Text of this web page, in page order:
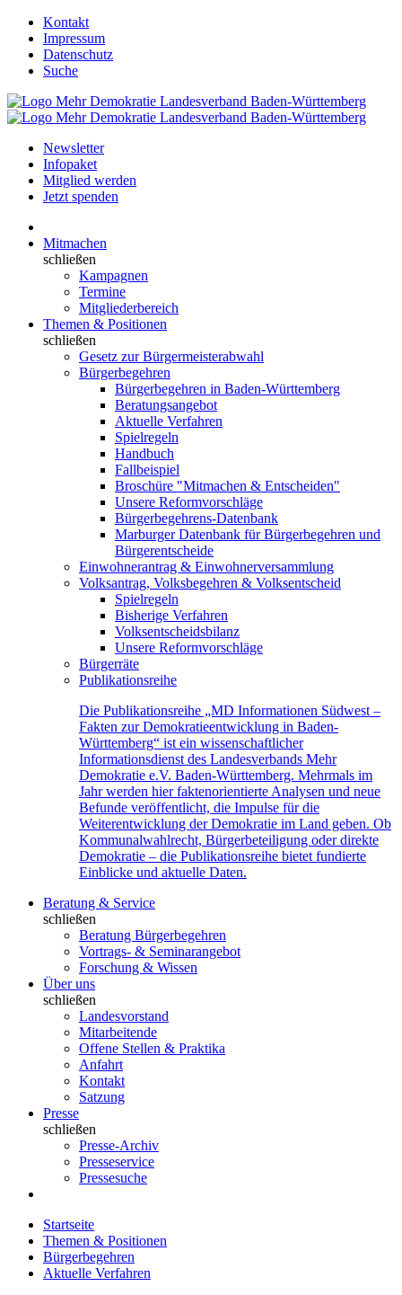
Kontakt
Impressum
Datenschutz
Suche
Newsletter
Infopaket
Mitglied werden
Jetzt spenden
Mitmachen
schließen
Kampagnen
Termine
Mitgliederbereich
Themen & Positionen
schließen
Gesetz zur Bürgermeisterabwahl
Bürgerbegehren
Bürgerbegehren in Baden-Württemberg
Beratungsangebot
Aktuelle Verfahren
Spielregeln
Handbuch
Fallbeispiel
Broschüre "Mitmachen & Entscheiden"
Unsere Reformvorschläge
Bürgerbegehrens-Datenbank
Marburger Datenbank für Bürgerbegehren und
Bürgerentscheide
Einwohnerantrag & Einwohnerversammlung
Volksantrag, Volksbegehren & Volksentscheid
Spielregeln
Bisherige Verfahren
Volksentscheidsbilanz
Unsere Reformvorschläge
Bürgerräte
Publikationsreihe
Die Publikationsreihe „MD Informationen Südwest –
Fakten zur Demokratieentwicklung in Baden-
Württemberg“ ist ein wissenschaftlicher
Informationsdienst des Landesverbands Mehr
Demokratie e.V. Baden-Württemberg. Mehrmals im
Jahr werden hier faktenorientierte Analysen und neue
Befunde veröffentlicht, die Impulse für die
Weiterentwicklung der Demokratie im Land geben. Ob
Kommunalwahlrecht, Bürgerbeteiligung oder direkte
Demokratie – die Publikationsreihe bietet fundierte
Einblicke und aktuelle Daten.
Beratung & Service
schließen
Beratung Bürgerbegehren
Vortrags- & Seminarangebot
Forschung & Wissen
Über uns
schließen
Landesvorstand
Mitarbeitende
Offene Stellen & Praktika
Anfahrt
Kontakt
Satzung
Presse
schließen
Presse-Archiv
Presseservice
Pressesuche
Startseite
Themen & Positionen
Bürgerbegehren
Aktuelle Verfahren